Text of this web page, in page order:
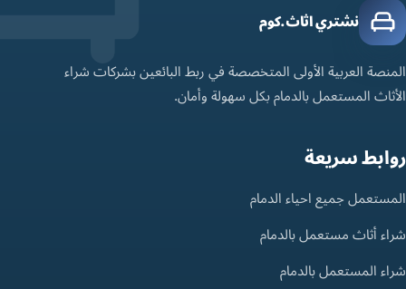
نشتري اثاث.كوم
المنصة العربية الأولى المتخصصة في ربط البائعين بشركات شراء
الأثاث المستعمل بالدمام بكل سهولة وأمان.
روابط سريعة
المستعمل جميع احياء الدمام
شراء أثاث مستعمل بالدمام
شراء المستعمل بالدمام